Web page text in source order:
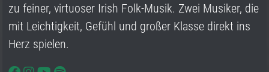
zu feiner, virtuoser Irish Folk-Musik. Zwei Musiker, die
mit Leichtigkeit, Gefühl und großer Klasse direkt ins
Herz spielen.